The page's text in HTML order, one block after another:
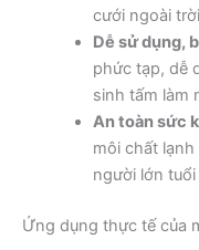
cưới ngoài
Dễ sử dụng,
phức tạp, dễ
sinh tấm làm
An toàn sức
môi chất
người lớn
Ứng dụng thực tế của